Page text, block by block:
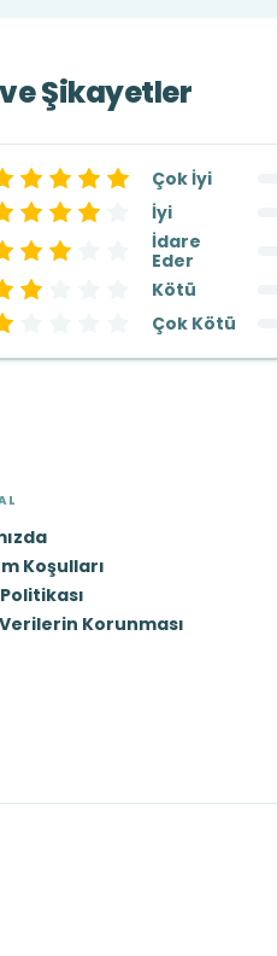
Şikayetler
Çok İyi
İyi
İdare
Eder
Kötü
Çok Kötü
Koşulları
Korunması